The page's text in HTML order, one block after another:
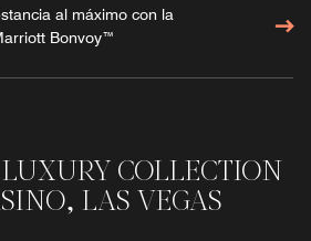
al máximo con la
Bonvoy™
COLLECTION
LAS VEGAS